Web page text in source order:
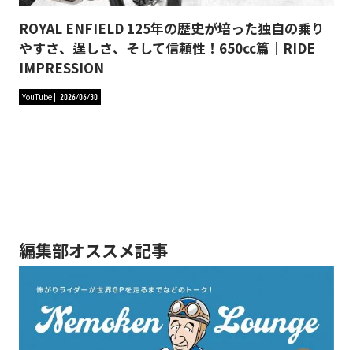
ROYAL ENFIELD 125年の歴史が培った独自の乗り
やすさ、逞しさ、そして信頼性！650cc篇｜RIDE
IMPRESSION
YouTube 2026/06/30
編集部オススメ記事